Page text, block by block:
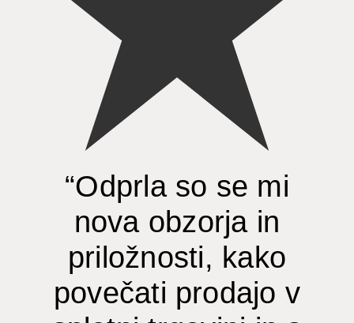
“Odprla so se mi
nova obzorja in
priložnosti, kako
povečati prodajo v